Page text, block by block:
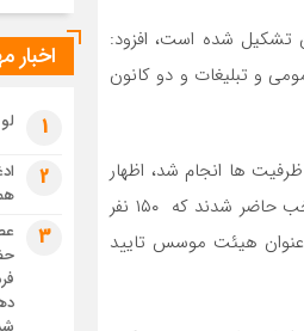
تشکیل شده است، افزود:
و تبلیغات و دو کانون
انقلاب با تمامی ظرفیت ها انجام شد، اظهار
کرد: هزار و ۱۱۹ نفر آمار ثبت نامی بود که از این تعداد ۱۶۶ نفر در مجمع به عنوان اعضای منتخب حاضر شدند که ۱۵۰ نفر
نفر نیز به عنوان هیئت موسس تایید
پیکر
رضوی
آخر
شهید
3 هفته قبل
مشهد
اخبار
1
2
3